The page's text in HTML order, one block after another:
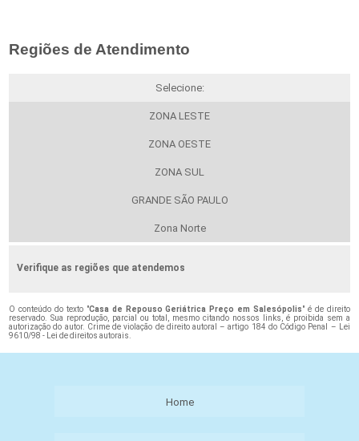
Regiões de Atendimento
Selecione:
ZONA LESTE
ZONA OESTE
ZONA SUL
GRANDE SÃO PAULO
Zona Norte
Verifique as regiões que atendemos
O conteúdo do texto "Casa de Repouso Geriátrica Preço em Salesópolis" é de direito
reservado. Sua reprodução, parcial ou total, mesmo citando nossos links, é proibida sem a
autorização do autor. Crime de violação de direito autoral – artigo 184 do Código Penal –
Lei
9610/98 - Lei de direitos autorais
Home